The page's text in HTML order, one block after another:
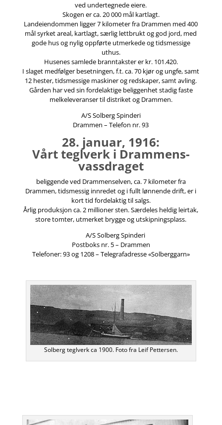
ved undertegnede eiere.
Skogen er ca. 20 000 mål kartlagt.
Landeiendommen ligger 7 kilometer fra Drammen med 400
mål syrket areal, kartlagt, særlig lettbrukt og god jord, med
gode hus og nylig oppførte utmerkede og tidsmessige
uthus.
Husenes samlede branntakster er kr. 101.420.
I slaget medfølger besetningen, f.t. ca. 70 kjør og ungfe, samt
12 hester, tidsmessige maskiner og redskaper, samt avling.
Gården har ved sin fordelaktige beliggenhet stadig faste
melkeleveranser til distriket og Drammen.
A/S Solberg Spinderi
Drammen – Telefon nr. 93
28. januar, 1916:
Vårt teglverk i Drammens-
vassdraget
beliggende ved Drammenselven, ca. 7 kilometer fra
Drammen, tidsmessig innredet og i fullt lønnende drift, er i
kort tid fordelaktig til salgs.
Årlig produksjon ca. 2 millioner sten. Særdeles heldig leirtak,
store tomter, utmerket brygge og utskipningsplass.
A/S Solberg Spinderi
Postboks nr. 5 – Drammen
Telefoner: 93 og 1208 – Telegrafadresse «Solberggarn»
Solberg teglverk ca 1900. Foto fra Leif Pettersen.